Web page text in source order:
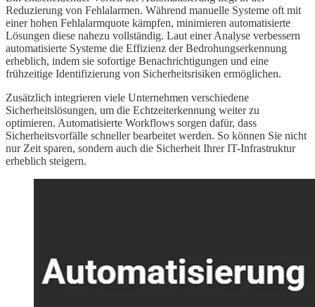
Reduzierung von Fehlalarmen. Während manuelle Systeme oft mit
einer hohen Fehlalarmquote kämpfen, minimieren automatisierte
Lösungen diese nahezu vollständig. Laut einer Analyse verbessern
automatisierte Systeme die Effizienz der Bedrohungserkennung
erheblich, indem sie sofortige Benachrichtigungen und eine
frühzeitige Identifizierung von Sicherheitsrisiken ermöglichen.
Zusätzlich integrieren viele Unternehmen verschiedene
Sicherheitslösungen, um die Echtzeiterkennung weiter zu
optimieren. Automatisierte Workflows sorgen dafür, dass
Sicherheitsvorfälle schneller bearbeitet werden. So können Sie nicht
nur Zeit sparen, sondern auch die Sicherheit Ihrer IT-Infrastruktur
erheblich steigern.